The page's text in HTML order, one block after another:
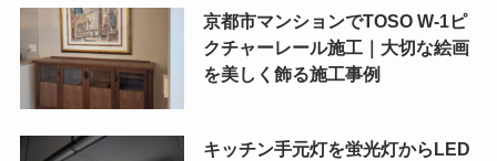
京都市マンションでTOSO W-1ピ
クチャーレール施工｜大切な絵画
を美しく飾る施工事例
キッチン手元灯を蛍光灯からLED